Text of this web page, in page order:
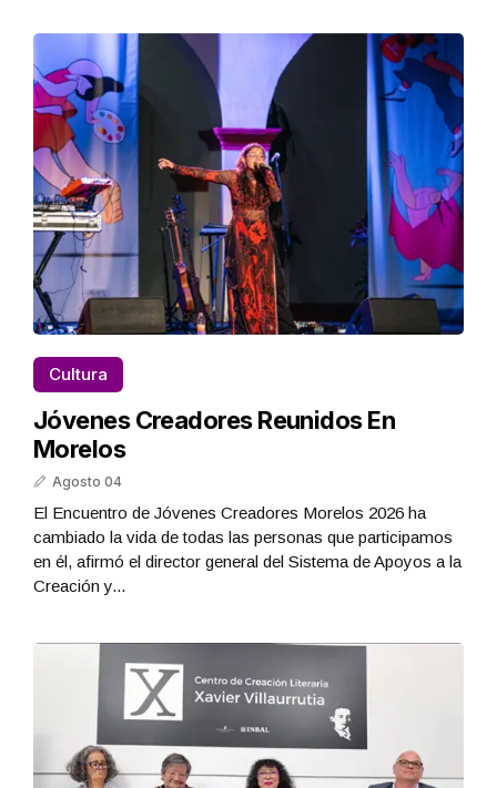
Cultura
Jóvenes Creadores Reunidos En
Morelos
Agosto 04
El Encuentro de Jóvenes Creadores Morelos 2026 ha
cambiado la vida de todas las personas que participamos
en él, afirmó el director general del Sistema de Apoyos a la
Creación y...